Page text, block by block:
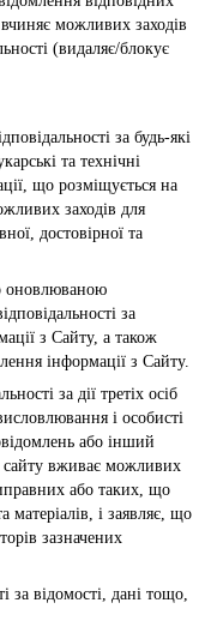
вчиняє можливих заходів
(видаляє/блокує
за будь-які
та технічні
що розміщується на
заходів для
достовірної та
оновлюваною
за
з Сайту, а також
інформації з Сайту.
за дії третіх осіб
і особисті
або інший
сайту вживає можливих
або таких, що
матеріалів, і заявляє, що
зазначених
за відомості, дані тощо,